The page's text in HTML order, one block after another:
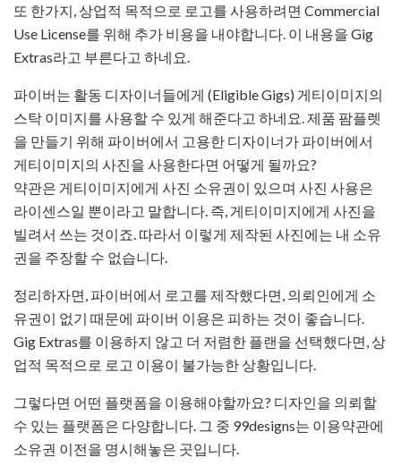
또 한가지, 상업적 목적으로 로고를 사용하려면 Commercial
Use License를 위해 추가 비용을 내야합니다. 이 내용을 Gig
Extras라고 부른다고 하네요.
파이버는 활동 디자이너들에게 (Eligible Gigs) 게티이미지의
스탁 이미지를 사용할 수 있게 해준다고 하네요. 제품 팜플렛
을 만들기 위해 파이버에서 고용한 디자이너가 파이버에서
게티이미지의 사진을 사용한다면 어떻게 될까요?
약관은 게티이미지에게 사진 소유권이 있으며 사진 사용은
라이센스일 뿐이라고 말합니다. 즉, 게티이미지에게 사진을
빌려서 쓰는 것이죠. 따라서 이렇게 제작된 사진에는 내 소유
권을 주장할 수 없습니다.
정리하자면, 파이버에서 로고를 제작했다면, 의뢰인에게 소
유권이 없기 때문에 파이버 이용은 피하는 것이 좋습니다.
Gig Extras를 이용하지 않고 더 저렴한 플랜을 선택했다면, 상
업적 목적으로 로고 이용이 불가능한 상황입니다.
그렇다면 어떤 플랫폼을 이용해야할까요? 디자인을 의뢰할
수 있는 플랫폼은 다양합니다. 그 중 99designs는 이용약관에
소유권 이전을 명시해놓은 곳입니다.